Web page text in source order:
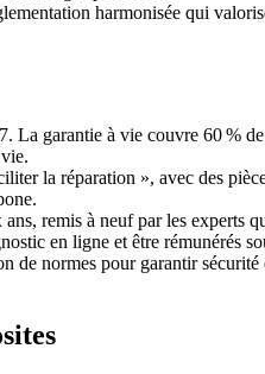
harmonisée qui
garantie à vie couvre 60 %
la réparation », avec des
remis à neuf par les experts
en ligne et être rémunérés
normes pour garantir